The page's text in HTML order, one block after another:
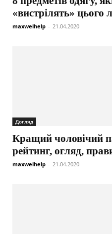
«вистрілять» цього
maxwelhelp - 21.04.2020
Догляд
Кращий чоловічий
рейтинг, огляд,
maxwelhelp - 21.04.2020